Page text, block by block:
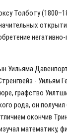
Толботу
Уильяма
- Уильям
графство
рода, он
окончив
математику,